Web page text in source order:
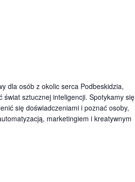
dla osób z okolic serca Podbeskidzia,
świat sztucznej inteligencji. ​Spotykamy się
się doświadczeniami i poznać osoby,
marketingiem i kreatywnym